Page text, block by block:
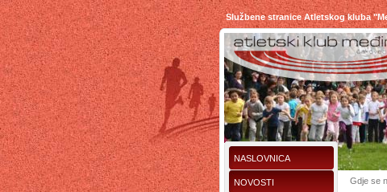
Službene stranice Atletskog kluba
NASLOVNICA
NOVOSTI Gdje se